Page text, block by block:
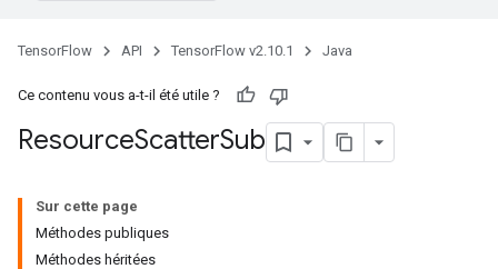
TensorFlow API TensorFlow v2.10.1 Java
Ce contenu vous a-t-il été utile ?
ResourceScatterSub
Sur cette page
Méthodes publiques
Méthodes héritées